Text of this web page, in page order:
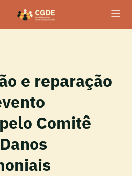
e reparação
Comitê